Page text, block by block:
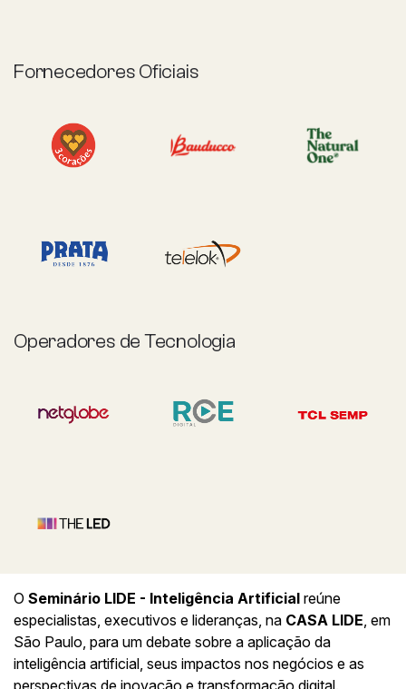
Fornecedores Oficiais
Operadores de Tecnologia
O Seminário LIDE - Inteligência Artificial reúne
especialistas, executivos e lideranças, na CASA LIDE, em
São Paulo, para um debate sobre a aplicação da
inteligência artificial, seus impactos nos negócios e as